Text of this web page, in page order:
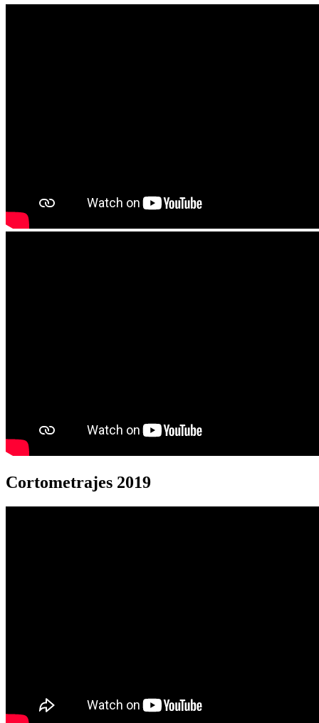
Cortometrajes 2019